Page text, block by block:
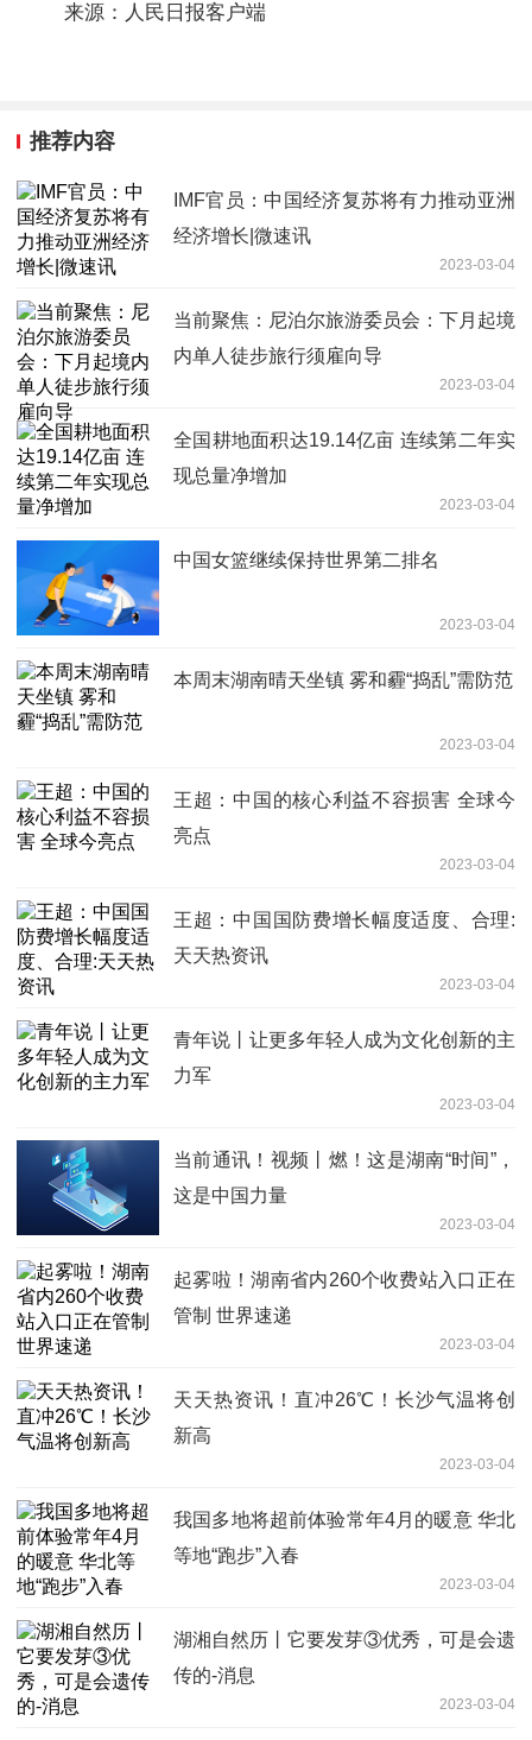
来源：人民日报客户端
推荐内容
IMF官员：中国经济复苏将有力推动亚洲
经济增长|微速讯
2023-03-04
当前聚焦：尼泊尔旅游委员会：下月起境
内单人徒步旅行须雇向导
2023-03-04
全国耕地面积达19.14亿亩 连续第二年实
现总量净增加
2023-03-04
中国女篮继续保持世界第二排名
2023-03-04
本周末湖南晴天坐镇 雾和霾“捣乱”需防范
2023-03-04
王超：中国的核心利益不容损害 全球今
亮点
2023-03-04
王超：中国国防费增长幅度适度、合理:
天天热资讯
2023-03-04
青年说丨让更多年轻人成为文化创新的主
力军
2023-03-04
当前通讯！视频丨燃！这是湖南“时间”，
这是中国力量
2023-03-04
起雾啦！湖南省内260个收费站入口正在
管制 世界速递
2023-03-04
天天热资讯！直冲26℃！长沙气温将创
新高
2023-03-04
我国多地将超前体验常年4月的暖意 华北
等地“跑步”入春
2023-03-04
湖湘自然历丨它要发芽③优秀，可是会遗
传的-消息
2023-03-04